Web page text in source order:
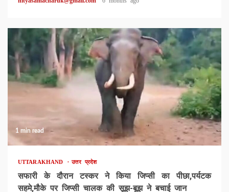
1 min read
UTTARAKHAND उत्तर प्रदेश
सफारी के दौरान टस्कर ने किया जिप्सी का पीछा,पर्यटक
सहमे,मौके पर जिप्सी चालक की सूझ-बूझ ने बचाई जान